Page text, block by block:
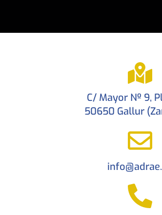
C/ Mayor Nº 9,
50650 Gallur